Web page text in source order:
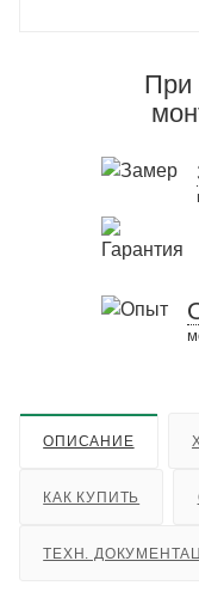
При
ОПИСАНИЕ
КАК КУПИТЬ
ТЕХН.